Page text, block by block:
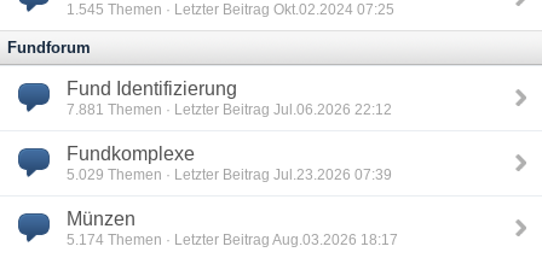
1.545 Themen · Letzter Beitrag Okt.02.2024 07:25
Fundforum
Fund Identifizierung
7.881 Themen · Letzter Beitrag Jul.06.2026 22:12
Fundkomplexe
5.029 Themen · Letzter Beitrag Jul.23.2026 07:39
Münzen
5.174 Themen · Letzter Beitrag Aug.03.2026 18:17